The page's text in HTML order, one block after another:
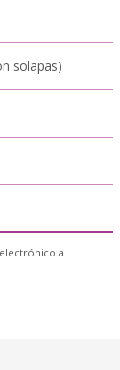
solapas)
a